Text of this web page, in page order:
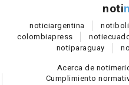
noti
noticiargentina noti
colombiapress noti
notiparaguay
Acerca de
Cumplimiento